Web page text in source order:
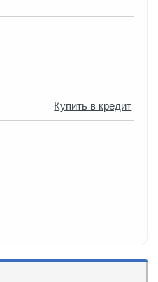
Купить в кредит